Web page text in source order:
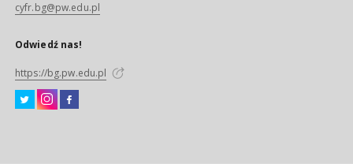
cyfr.bg@pw.edu.pl
Odwiedź nas!
https://bg.pw.edu.pl